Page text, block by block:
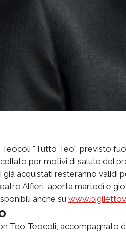
"Tutto Teo", previsto
per motivi di salute del
già acquistati resteranno validi
Alfieri, aperta martedì e
anche su
Teo Teocoli, accompagnato